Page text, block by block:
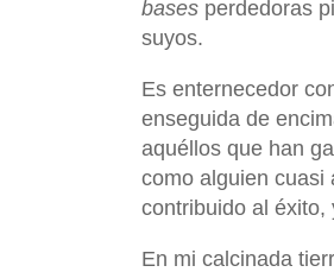
bases perdedoras
suyos.
Es enternecedor
enseguida de
aquéllos que han
como alguien cuasi
contribuido al éxito,
En mi calcinada